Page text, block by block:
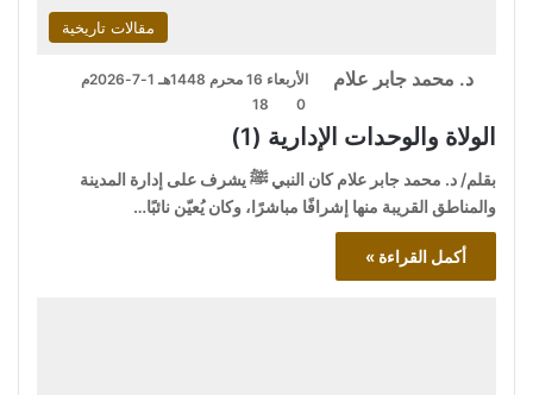
مقالات تاريخية
د. محمد جابر علام
الأربعاء 16 محرم 1448هـ 1-7-2026م
0
18
الولاة والوحدات الإدارية (1)
بقلم/ د. محمد جابر علام كان النبي ﷺ يشرف على إدارة المدينة
والمناطق القريبة منها إشرافًا مباشرًا، وكان يُعيّن نائبًا…
أكمل القراءة »